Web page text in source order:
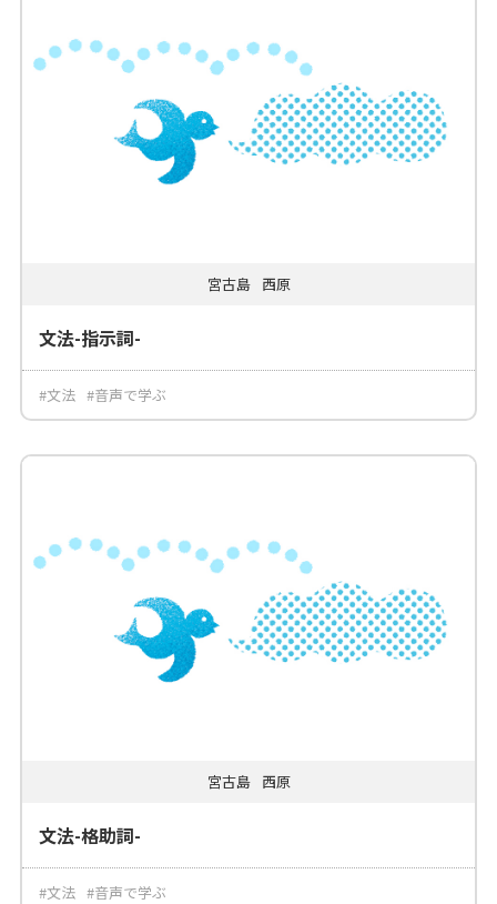
宮古島 西原
文法-指示詞-
#文法 #音声で学ぶ
宮古島 西原
文法-格助詞-
#文法 #音声で学ぶ